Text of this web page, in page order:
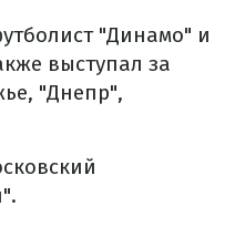
"Динамо" и
выступал за
"Днепр",